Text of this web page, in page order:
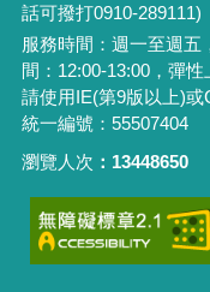
話可撥打0910-289111)
服務時間：週一至週五
間：12:00-13:00，彈
請使用IE(第9版以上)
統一編號：55507404
瀏覽人次
13448650